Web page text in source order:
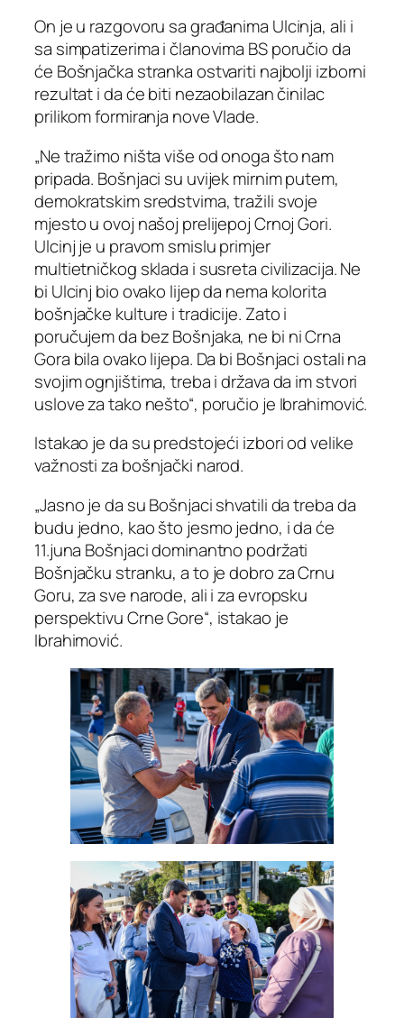
On je u razgovoru sa građanima Ulcinja, ali i
sa simpatizerima i članovima BS poručio da
će Bošnjačka stranka ostvariti najbolji izborni
rezultat i da će biti nezaobilazan činilac
prilikom formiranja nove Vlade.
„Ne tražimo ništa više od onoga što nam
pripada. Bošnjaci su uvijek mirnim putem,
demokratskim sredstvima, tražili svoje
mjesto u ovoj našoj prelijepoj Crnoj Gori.
Ulcinj je u pravom smislu primjer
multietničkog sklada i susreta civilizacija. Ne
bi Ulcinj bio ovako lijep da nema kolorita
bošnjačke kulture i tradicije. Zato i
poručujem da bez Bošnjaka, ne bi ni Crna
Gora bila ovako lijepa. Da bi Bošnjaci ostali na
svojim ognjištima, treba i država da im stvori
uslove za tako nešto“, poručio je Ibrahimović.
Istakao je da su predstojeći izbori od velike
važnosti za bošnjački narod.
„Jasno je da su Bošnjaci shvatili da treba da
budu jedno, kao što jesmo jedno, i da će
11.juna Bošnjaci dominantno podržati
Bošnjačku stranku, a to je dobro za Crnu
Goru, za sve narode, ali i za evropsku
perspektivu Crne Gore“, istakao je
Ibrahimović.